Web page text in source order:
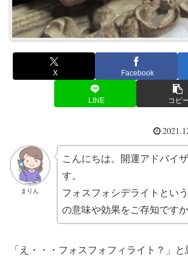
X Facebook
LINE コピ
まりん
こんにちは。開運アドバイ
す。
フォスフォシデライトとい
の意味や効果をご存知です
「え・・・フォスフォフィライト？」